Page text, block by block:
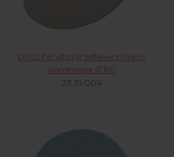
DUOLINE Viltschijf zelfklevend Unico /
Randmeister Ø 180
23.31.004